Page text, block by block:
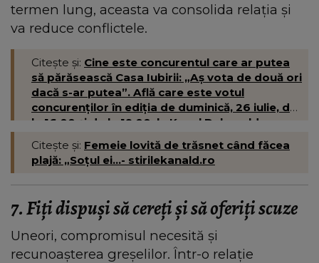
termen lung, aceasta va consolida relația și
va reduce conflictele.
Citește și: Cine este concurentul care ar putea
să părăsească Casa Iubirii: „Aș vota de două ori
dacă s-ar putea”. Află care este votul
concurenților în ediția de duminică, 26 iulie, de
la 16:00 și de la 19:00, la Kanal D- kanald.ro
Citește și: Femeie lovită de trăsnet când făcea
plajă: „Soțul ei...- stirilekanald.ro
7. Fiți dispuși să cereți și să oferiți scuze
Uneori, compromisul necesită și
recunoașterea greșelilor. Într-o relație